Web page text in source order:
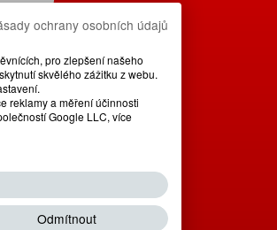
ochrany osobních údajů
pro zlepšení našeho
skvělého zážitku z webu.
reklamy a měření účinnosti
Google LLC, více
Odmítnout